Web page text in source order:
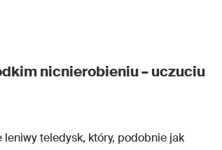
nicnierobieniu – uczuciu
teledysk, który, podobnie jak